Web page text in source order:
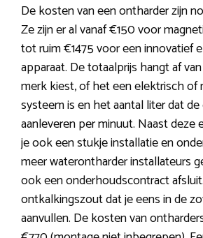
De kosten van een ontharder zijn
Ze zijn er al vanaf €150 voor
tot ruim €1475 voor een innovatief
apparaat. De totaalprijs hangt af
merk kiest, of het een elektrisch of
systeem is en het aantal liter dat
aanleveren per minuut. Naast
je ook een stukje installatie en
meer waterontharder installateurs
ook een onderhoudscontract
ontkalkingszout dat je eens in de
aanvullen. De kosten van